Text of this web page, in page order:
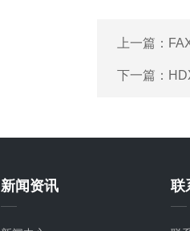
上一篇：
下一篇：
新闻资讯 联